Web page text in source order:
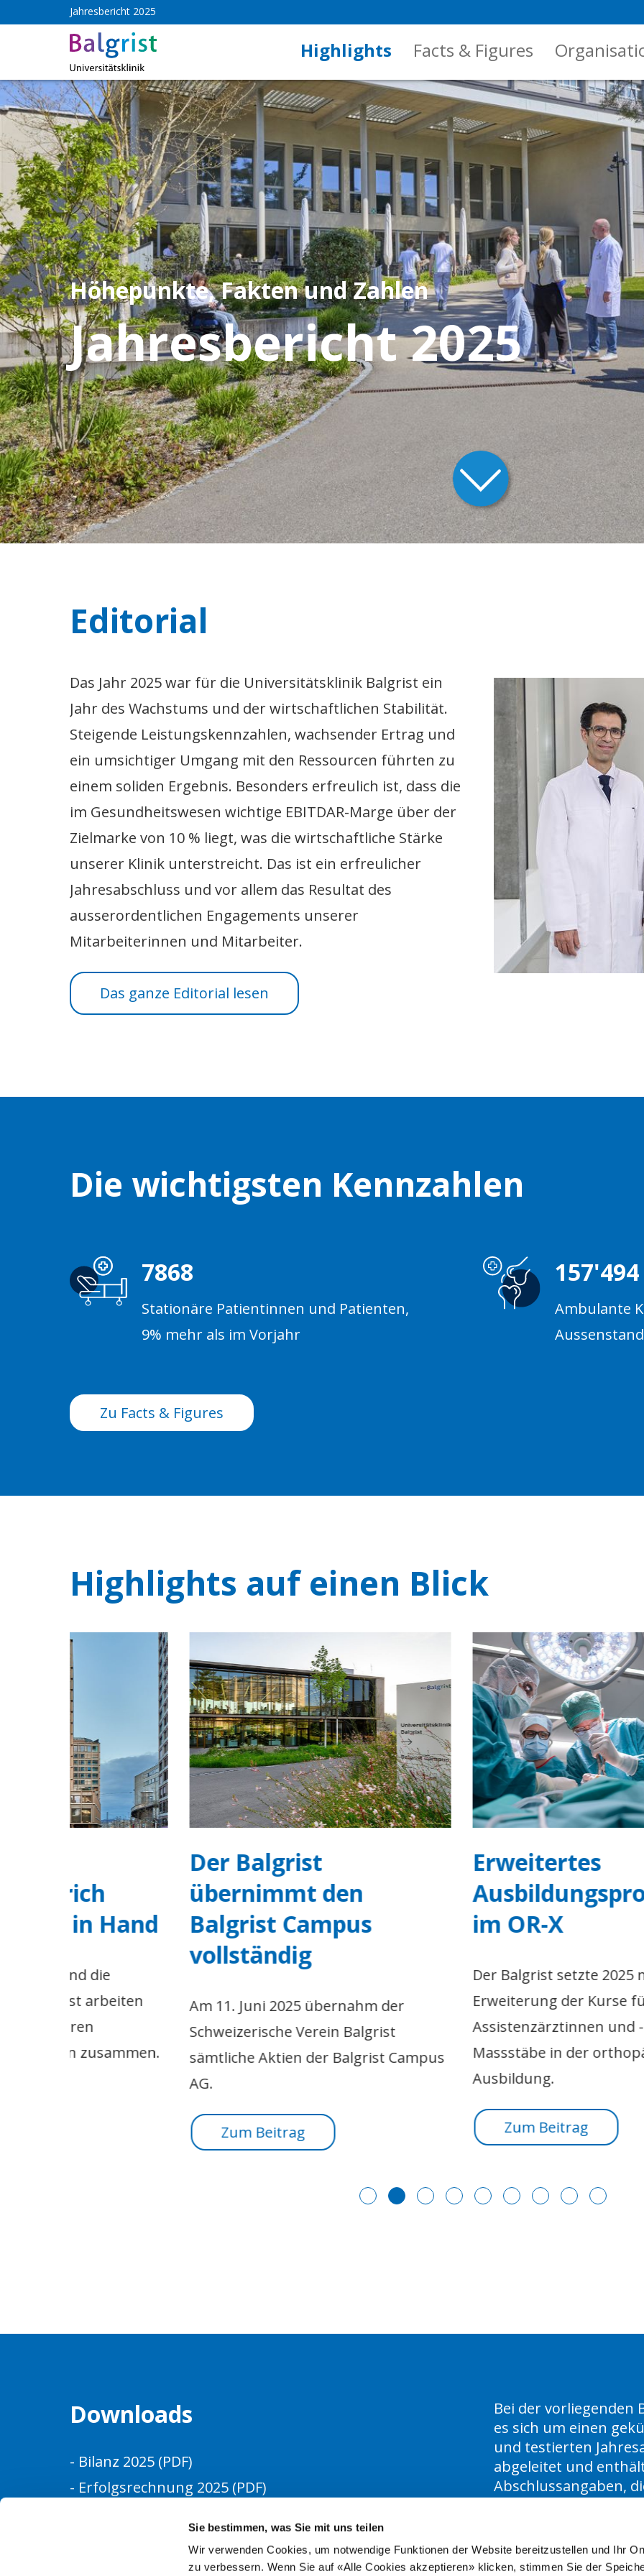
Sie bestimmen, was Sie mit uns teilen
Wir verwenden Cookies, um notwendige Funktionen der Website bereitzustellen und Ihr
zu verbessern. Wenn Sie auf «Alle Cookies akzeptieren» klicken, stimmen Sie der
Jahresbericht 2025
Highlights Facts & Figures
Höhepunkte, Fakten und Zahlen
Jahresbericht 2025
Editorial
Das Jahr 2025 war für die Universitätsklinik Balgrist ein
Jahr des Wachstums und der wirtschaftlichen Stabilität.
Steigende Leistungskennzahlen, wachsender Ertrag und
ein umsichtiger Umgang mit den Ressourcen führten zu
einem soliden Ergebnis. Besonders erfreulich ist, dass die
im Gesundheitswesen wichtige EBITDAR-Marge über der
Zielmarke von 10 % liegt, was die wirtschaftliche Stärke
unserer Klinik unterstreicht. Das ist ein erfreulicher
Jahresabschluss und vor allem das Resultat des
ausserordentlichen Engagements unserer
Mitarbeiterinnen und Mitarbeiter.
Das ganze Editorial lesen
Die wichtigsten Kennzahlen
7868
Stationäre Patientinnen und Patienten,
9% mehr als im Vorjahr
157'494
Ambulante
Zu Facts & Figures
Highlights auf einen Blick
Der Balgrist
übernimmt den
Balgrist Campus
vollständig
Am 11. Juni 2025 übernahm der
Schweizerische Verein Balgrist
sämtliche Aktien der Balgrist Campus
Erweitertes
Ausbildungsprogramm
im OR-X
Der Balgrist setzte 2025 mit der
Erweiterung der Kurse für
Assistenzärztinnen und -ärzte neue
Massstäbe in der orthopädischen
Downloads
- Bilanz 2025 (PDF)
- Erfolgsrechnung 2025 (PDF)
Bei der vorliegenden
es sich um einen
und testierten
abgeleitet und
Abschlussangaben,